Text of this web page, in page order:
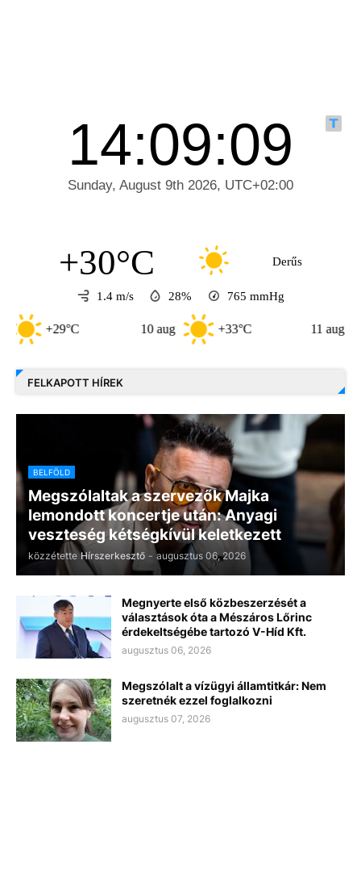
+30°C Derűs
1.4 m/s 28% 765 mmHg
10 aug +33°C 11 aug +35°C
FELKAPOTT HÍREK
BELFÖLD
Megszólaltak a szervezők Majka
lemondott koncertje után: Anyagi
veszteség kétségkívül keletkezett
közzétette Hírszerkesztő - augusztus 06, 2026
Megnyerte első közbeszerzését a
választások óta a Mészáros Lőrinc
érdekeltségébe tartozó V-Híd Kft.
augusztus 06, 2026
Megszólalt a vízügyi államtitkár: Nem
szeretnék ezzel foglalkozni
augusztus 07, 2026